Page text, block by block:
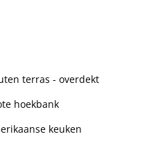
terras - overdekt
hoekbank
keuken